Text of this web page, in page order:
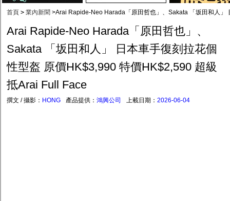
首頁 > 業內新聞 >Arai Rapide-Neo Harada「原田哲也」、Sakata 「坂田和人
Arai Rapide-Neo Harada「原田哲也」、
Sakata 「坂田和人」 日本車手復刻拉花個
性型盔 原價HK$3,990 特價HK$2,590 超級
抵Arai Full Face
撰文 / 攝影： HONG 產品提供： 鴻興公司 上載日期： 2026-06-04